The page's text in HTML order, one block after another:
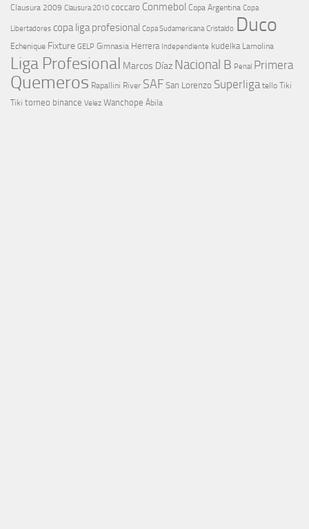
Clausura 2009 Clausura 2010 coccaro Conmebol Copa Argentina Copa
Libertadores copa liga profesional Copa Sudamericana Cristaldo Duco
Echenique Fixture GELP Gimnasia Herrera Independiente kudelka Lamolina
Liga Profesional Marcos Díaz Nacional B Penal Primera
Quemeros Rapallini River SAF San Lorenzo Superliga tello Tiki
Tiki torneo binance Velez Wanchope Ábila